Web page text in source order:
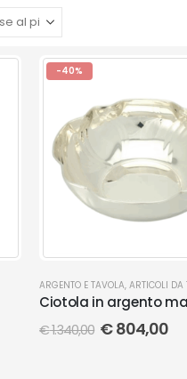
-40%
ARGENTO E TAVOLA,ARTICOLI DA
Ciotola in argento
€1.340,00 €804,00